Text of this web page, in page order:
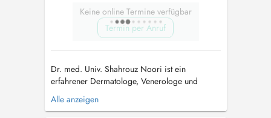
Keine online Termine verfügbar
Termin per Anruf
Dr. med. Univ. Shahrouz Noori ist ein
erfahrener Dermatologe, Venerologe und
Lymphologe in Wien, der sich auf die
Diagnose und Behandlung von Hautkrankheiten
Alle anzeigen